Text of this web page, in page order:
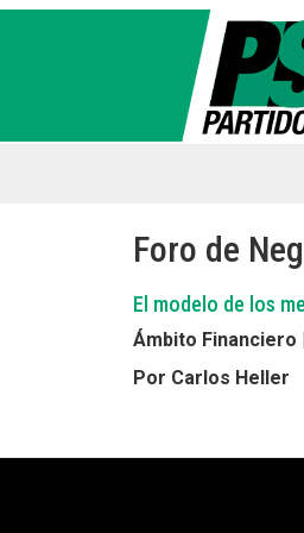
Pasar
Foro de
El modelo de los
Ámbito Financiero
Por Carlos Heller